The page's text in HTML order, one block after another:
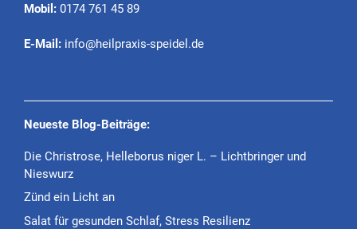
Mobil: 0174 761 45 89
E-Mail: info@heilpraxis-speidel.de
Neueste Blog-Beiträge:
Die Christrose, Helleborus niger L. – Lichtbringer und
Nieswurz
Zünd ein Licht an
Salat für gesunden Schlaf, Stress Resilienz